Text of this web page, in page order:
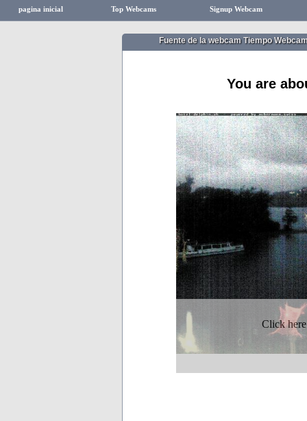
pagina inicial Top Webcams Signup Webcam
Fuente de la webcam Tiempo
You are
Click